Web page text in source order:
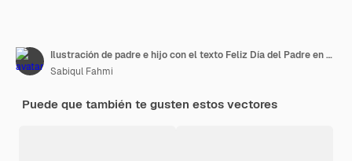
Ilustración de padre e hijo con el texto Feliz Día del Padre en estilo de diseño plano
Sabiqul Fahmi
Puede que también te gusten estos vectores